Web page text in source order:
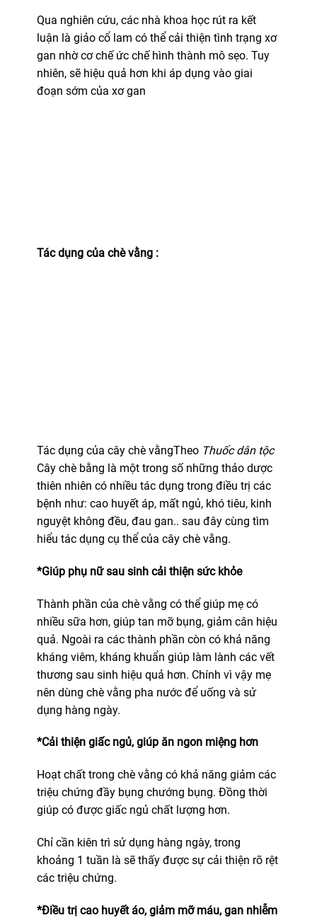
Qua nghiên cứu, các nhà khoa học rút ra kết
luận là giảo cổ lam có thể cải thiện tình trạng xơ
gan nhờ cơ chế ức chế hình thành mô sẹo. Tuy
nhiên, sẽ hiệu quả hơn khi áp dụng vào giai
đoạn sớm của xơ gan
Tác dụng của chè vằng :
Tác dụng của cây chè vằngTheo Thuốc dân tộc
Cây chè bằng là một trong số những thảo dược
thiên nhiên có nhiều tác dụng trong điều trị các
bệnh như: cao huyết áp, mất ngủ, khó tiêu, kinh
nguyệt không đều, đau gan.. sau đây cùng tìm
hiểu tác dụng cụ thể của cây chè vằng.
*Giúp phụ nữ sau sinh cải thiện sức khỏe
Thành phần của chè vằng có thể giúp mẹ có
nhiều sữa hơn, giúp tan mỡ bụng, giảm cân hiệu
quả. Ngoài ra các thành phần còn có khả năng
kháng viêm, kháng khuẩn giúp làm lành các vết
thương sau sinh hiệu quả hơn. Chính vì vậy mẹ
nên dùng chè vằng pha nước để uống và sử
dụng hàng ngày.
*Cải thiện giấc ngủ, giúp ăn ngon miệng hơn
Hoạt chất trong chè vằng có khả năng giảm các
triệu chứng đầy bụng chướng bụng. Đồng thời
giúp có được giấc ngủ chất lượng hơn.
Chỉ cần kiên trì sử dụng hàng ngày, trong
khoảng 1 tuần là sẽ thấy được sự cải thiện rõ rệt
các triệu chứng.
*Điều trị cao huyết áo, giảm mỡ máu, gan nhiễm